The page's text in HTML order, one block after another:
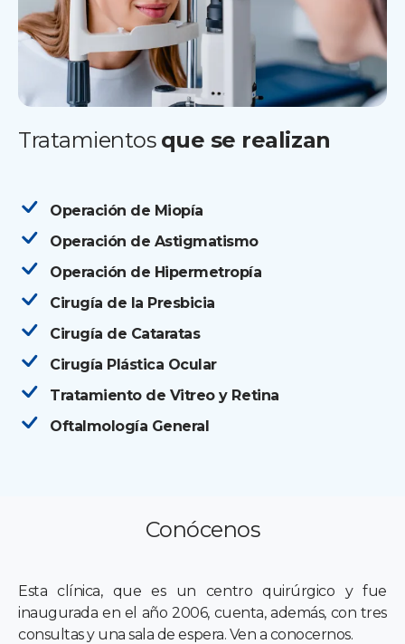
Tratamientos que se realizan
Operación de Miopía
Operación de Astigmatismo
Operación de Hipermetropía
Cirugía de la Presbicia
Cirugía de Cataratas
Cirugía Plástica Ocular
Tratamiento de Vitreo y Retina
Oftalmología General
Conócenos
Esta clínica, que es un centro quirúrgico y fue
inaugurada en el año 2006, cuenta, además, con tres
consultas y una sala de espera. Ven a conocernos.